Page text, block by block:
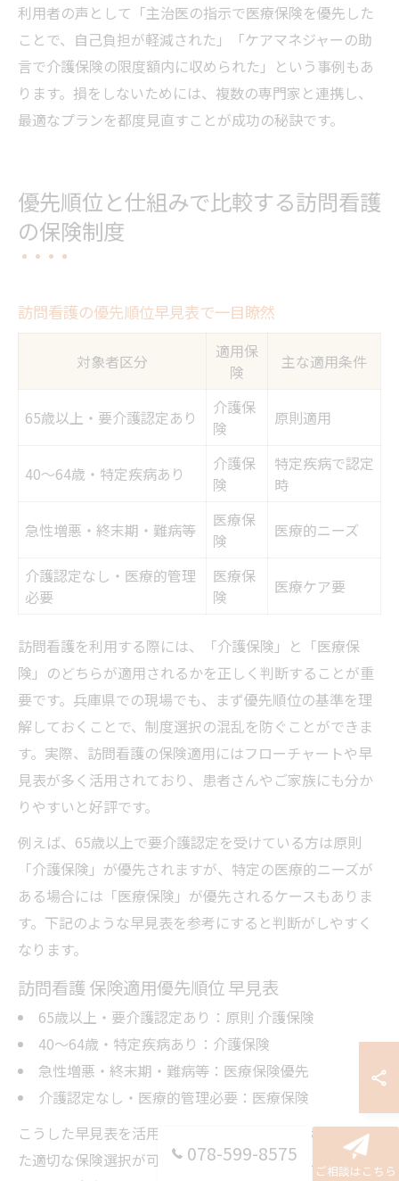
利用者の声として「主治医の指示で医療保険を優先した
ことで、自己負担が軽減された」「ケアマネジャーの助
言で介護保険の限度額内に収められた」という事例もあ
ります。損をしないためには、複数の専門家と連携し、
最適なプランを都度見直すことが成功の秘訣です。
優先順位と仕組みで比較する訪問看護
の保険制度
訪問看護の優先順位早見表で一目瞭然
対象者区分
適用保
険
主な適用条件
65歳以上・要介護認定あり
介護保
険
原則適用
40～64歳・特定疾病あり
介護保
険
特定疾病で認定
時
急性増悪・終末期・難病等
医療保
険
医療的ニーズ
介護認定なし・医療的管理
必要
医療保
険
医療ケア要
訪問看護を利用する際には、「介護保険」と「医療保
険」のどちらが適用されるかを正しく判断することが重
要です。兵庫県での現場でも、まず優先順位の基準を理
解しておくことで、制度選択の混乱を防ぐことができま
す。実際、訪問看護の保険適用にはフローチャートや早
見表が多く活用されており、患者さんやご家族にも分か
りやすいと好評です。
例えば、65歳以上で要介護認定を受けている方は原則
「介護保険」が優先されますが、特定の医療的ニーズが
ある場合には「医療保険」が優先されるケースもありま
す。下記のような早見表を参考にすると判断がしやすく
なります。
訪問看護 保険適用優先順位 早見表
65歳以上・要介護認定あり：原則 介護保険
40～64歳・特定疾病あり：介護保険
急性増悪・終末期・難病等：医療保険優先
介護認定なし・医療的管理必要：医療保険
こうした早見表を活用することで、各家庭の状況に合っ
た適切な保険選択が可能となり、費用負担や利用可能な
078-599-8575
ご相談はこちら